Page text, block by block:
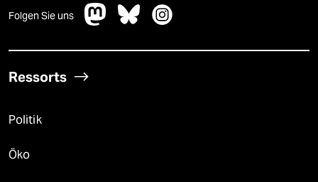
Folgen Sie uns
Ressorts
Politik
Öko